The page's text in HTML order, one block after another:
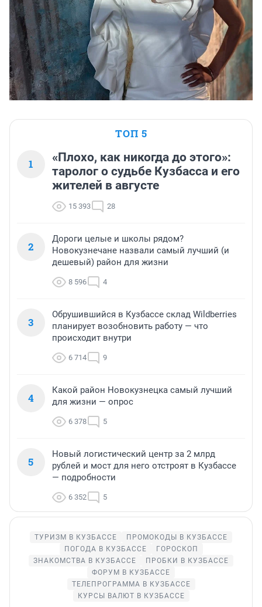
ТОП 5
1
«Плохо, как никогда до этого»:
таролог о судьбе Кузбасса и его
жителей в августе
15 393 28
2
Дороги целые и школы рядом?
Новокузнечане назвали самый лучший (и
дешевый) район для жизни
8 596 4
3
Обрушившийся в Кузбассе склад Wildberries
планирует возобновить работу — что
происходит внутри
6 714 9
4
Какой район Новокузнецка самый лучший
для жизни — опрос
6 378 5
5
Новый логистический центр за 2 млрд
рублей и мост для него отстроят в Кузбассе
— подробности
6 352 5
ТУРИЗМ В КУЗБАССЕ
ПРОМОКОДЫ В КУЗБАССЕ
ПОГОДА В КУЗБАССЕ
ГОРОСКОП
ЗНАКОМСТВА В КУЗБАССЕ
ПРОБКИ В КУЗБАССЕ
ФОРУМ В КУЗБАССЕ
ТЕЛЕПРОГРАММА В КУЗБАССЕ
КУРСЫ ВАЛЮТ В КУЗБАССЕ